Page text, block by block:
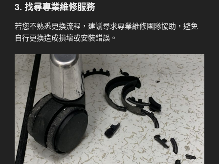
3. 找尋專業維修服務
若您不熟悉更換流程，建議尋求專業維修團隊協助，避免
自行更換造成損壞或安裝錯誤。